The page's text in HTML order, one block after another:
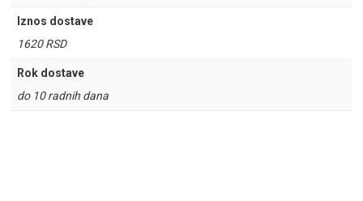
Iznos dostave
1620 RSD
Rok dostave
do 10 radnih dana